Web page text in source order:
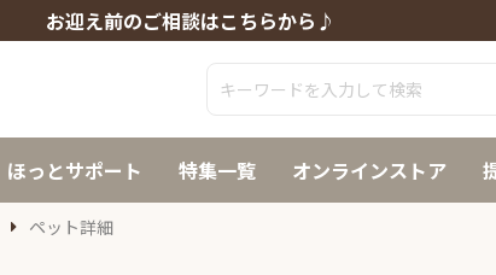
お迎え前のご相談はこちらから♪
ほっとサポート 特集一覧 オンラインストア
ペット詳細